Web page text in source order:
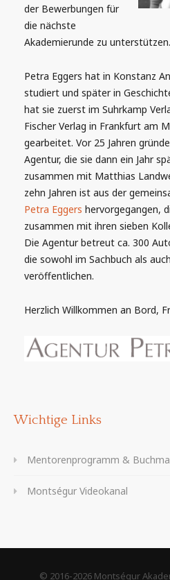
der Bewerbungen für
die nächste
Akademierunde zu unterstützen.
Petra Eggers hat in Konstanz
studiert und später in
hat sie zuerst im Suhrkamp
Fischer Verlag in Frankfurt am
gearbeitet. Vor 25 Jahren
Agentur, die sie dann ein Jahr
zusammen mit Matthias
zehn Jahren ist aus der
Petra Eggers hervorgegangen,
zusammen mit ihren sieben
Die Agentur betreut ca. 300
die sowohl im Sachbuch als
veröffentlichen.
Herzlich Willkommen an Bord,
Wichtige Links
Mentorenprogramm &
Montségur Videokanal
© 2016-2026 Montségur